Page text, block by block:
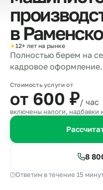
в
★12+ лет на рынке
Полностью берем на
кадровое оформление.
Стоимость услуги от
от 600 ₽/ час
включены налоги,
8
Ответим в течение 15